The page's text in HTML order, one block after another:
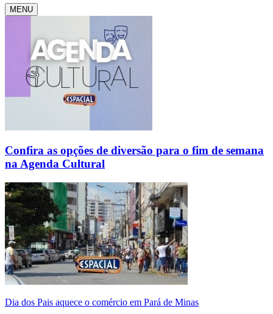
MENU
Confira as opções de diversão para o fim de semana
na Agenda Cultural
Dia dos Pais aquece o comércio em Pará de Minas